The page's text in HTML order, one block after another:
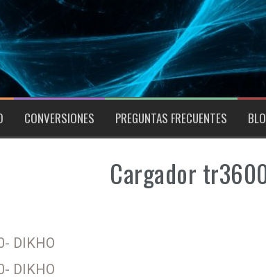
CONVERSIONES PREGUNTAS FRECUENTES
Cargador
DIKHO
DIKHO